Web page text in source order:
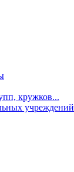
кружков...
учреждений